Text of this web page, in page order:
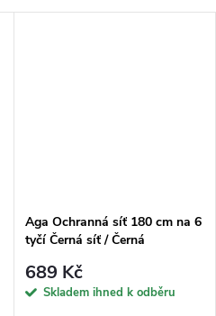
Aga Ochranná síť 180 cm na 6
tyčí Černá síť / Černá
689 Kč
Skladem ihned k odběru